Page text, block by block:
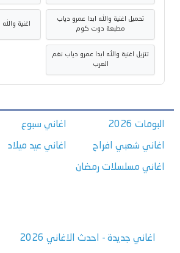
تحميل اغنية والله ابدا عمرو دياب
مطبعة دوت كوم
اغنية
تنزيل اغنية والله ابدا عمرو دياب نغم
العرب
البومات 2026
اغاني شعبي افراح
اغاني مسلسلات رمضان
اغاني سبوع
اغاني عيد ميلاد
اغاني جديدة - احدث الاغاني 2026